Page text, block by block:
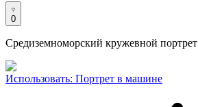
0
Средиземноморский кружевной портрет
Использовать: Портрет в машине